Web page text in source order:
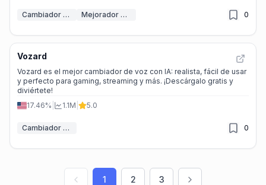
Cambiador de voz IA Mejorador de audio IA 0
Vozard
Vozard es el mejor cambiador de voz con IA: realista, fácil de usar
y perfecto para gaming, streaming y más. ¡Descárgalo gratis y
diviértete!
17.46%
1.1M 5.0
Cambiador de voz IA 0
1 2 3